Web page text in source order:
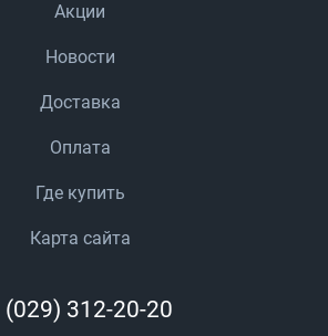
Акции
Новости
Доставка
Оплата
Где купить
Карта сайта
(029) 312-20-20